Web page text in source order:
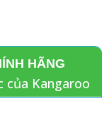
HÃNG
của Kangaroo